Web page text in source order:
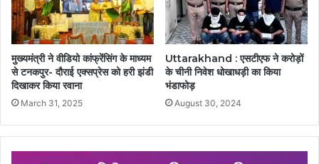
मुख्यमंत्री ने वीडियो कांफ्रेंसिंग के माध्यम
से टनकपुर- दौराई एक्सप्रेस को हरी झंडी
दिखाकर किया रवाना
March 31, 2025
Uttarakhand : एसटीएफ ने करोड़ों
के चीनी निवेश धोखाधड़ी का किया
भंडाफोड़
August 30, 2024